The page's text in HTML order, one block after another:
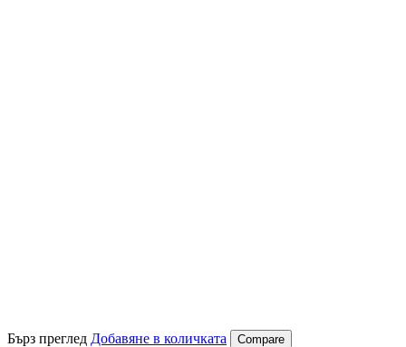
Бърз преглед Добавяне в количката Compare